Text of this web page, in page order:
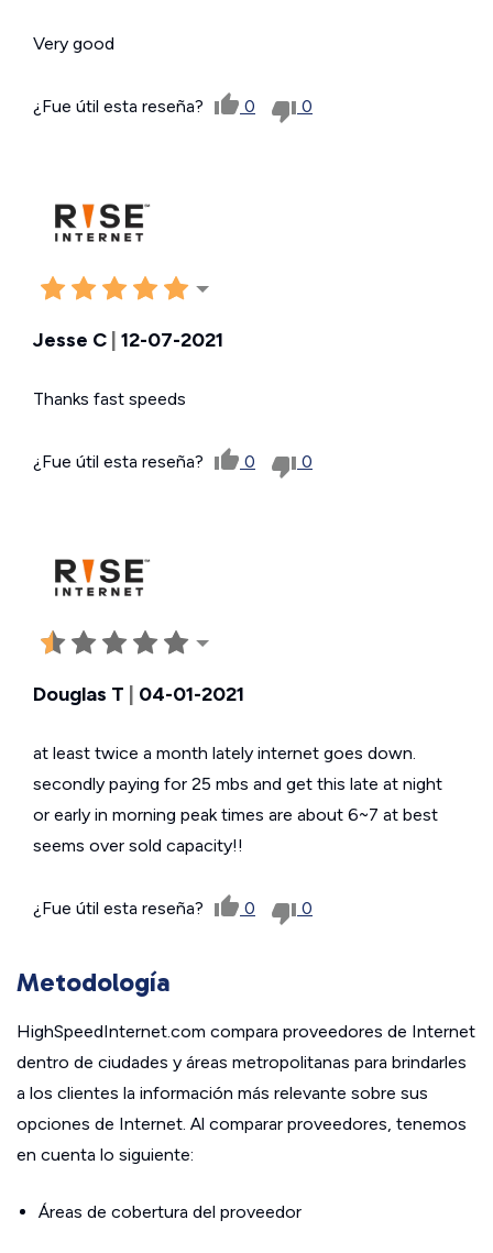
Very good
¿Fue útil esta reseña? 0 0
Jesse C | 12-07-2021
Thanks fast speeds
¿Fue útil esta reseña? 0 0
Douglas T 04-01-2021
at least twice a month lately internet goes down.
secondly paying for 25 mbs and get this late at night
or early in morning peak times are about 6~7 at best
seems over sold capacity!!
¿Fue útil esta reseña? 0 0
Metodología
HighSpeedInternet.com compara proveedores de Internet
dentro de ciudades y áreas metropolitanas para brindarles
a los clientes la información más relevante sobre sus
opciones de Internet. Al comparar proveedores, tenemos
en cuenta lo siguiente:
Áreas de cobertura del proveedor